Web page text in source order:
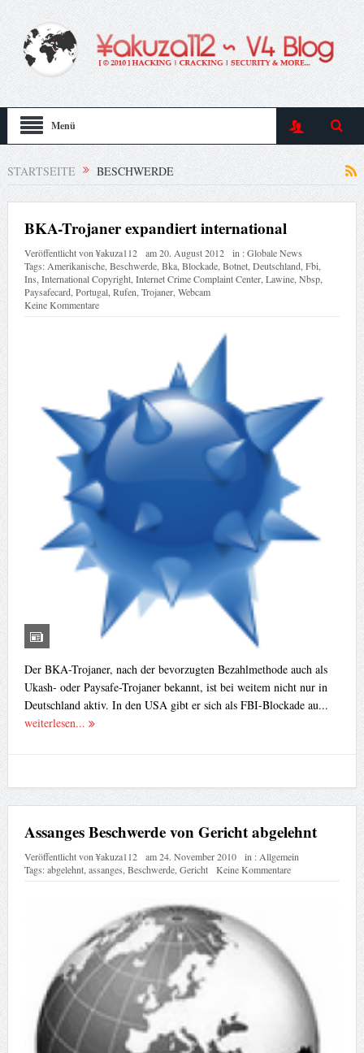
Menü
STARTSEITE BESCHWERDE
BKA-Trojaner expandiert international
Veröffentlicht von¥akuza112 am20. August 2012 in :Globale News
Tags: Amerikanische, Beschwerde, Bka, Blockade, Botnet, Deutschland, Fbi
Ins International Copyright, Internet Crime Complaint Center, Lawine, Nbsp,
Paysafecard, Portugal, Rufen Trojaner, Webcam
Keine Kommentare
Der BKA-Trojaner, nach der bevorzugten Bezahlmethode auch als
Ukash- oder Paysafe-Trojaner bekannt, ist bei weitem nicht nur in
Deutschland aktiv. In den USA gibt er sich als FBI-Blockade au...
weiterlesen...
Assanges Beschwerde von Gericht abgelehnt
Veröffentlicht von¥akuza112 am24. November 2010 in : Allgemein
Tags:abgelehnt, assanges Beschwerde, Gericht Keine Kommentare